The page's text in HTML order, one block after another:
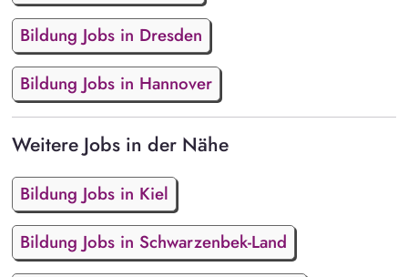
Bildung Jobs in Dresden
Bildung Jobs in Hannover
Weitere Jobs in der Nähe
Bildung Jobs in Kiel
Bildung Jobs in Schwarzenbek-Land